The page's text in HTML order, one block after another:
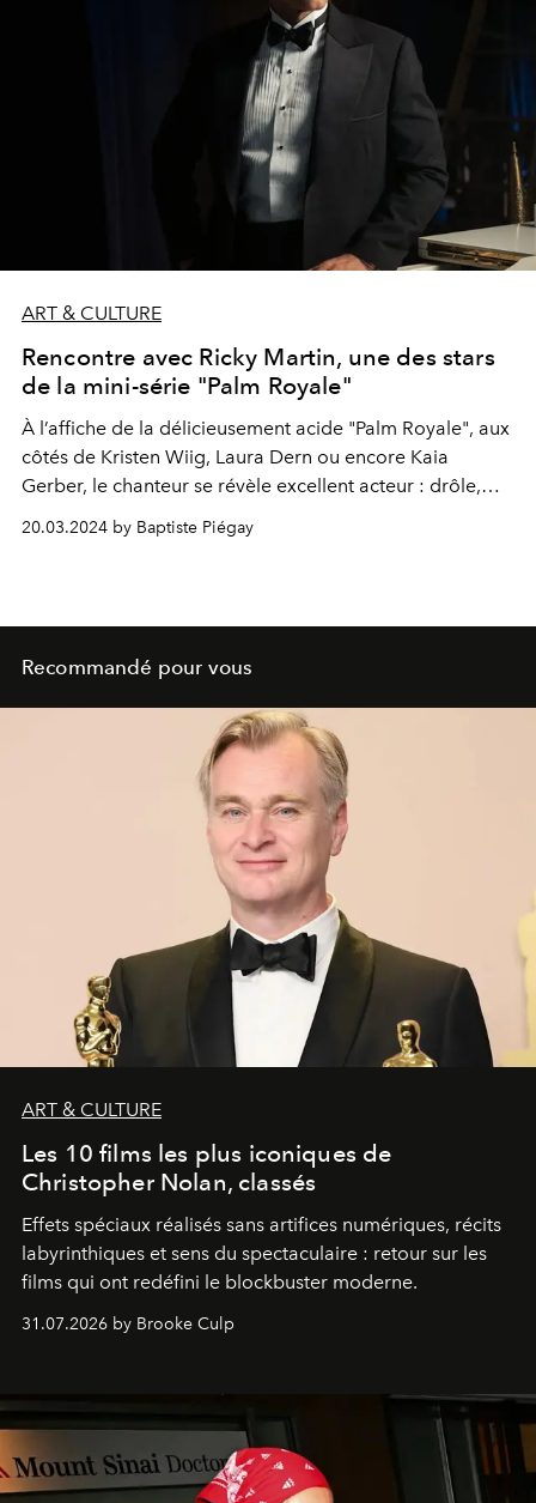
ART & CULTURE
Rencontre avec Ricky Martin, une des stars
de la mini-série "Palm Royale"
À l’affiche de la délicieusement acide "Palm Royale", aux
côtés de Kristen Wiig, Laura Dern ou encore Kaia
Gerber, le chanteur se révèle excellent acteur : drôle,
touchant, élégant. À l’image de sa présence exquise lors
d’un entretien avec
L'OFFICIEL
20.03.2024 by Baptiste Piégay
Recommandé pour vous
ART & CULTURE
Les 10 films les plus iconiques de
Christopher Nolan, classés
Effets spéciaux réalisés sans artifices numériques, récits
labyrinthiques et sens du spectaculaire : retour sur les
films qui ont redéfini le blockbuster moderne.
31.07.2026 by Brooke Culp